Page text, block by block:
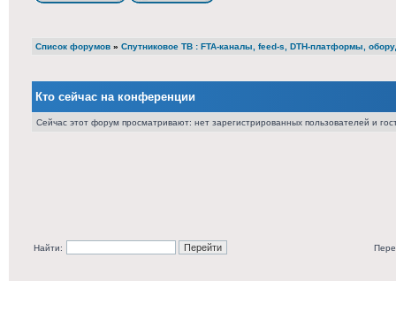
Список форумов » Cпутниковое ТВ : FTA-каналы, feed-s, DTH-платформы,
Кто сейчас на конференции
Сейчас этот форум просматривают: нет зарегистрированных пользователей и
Найти: